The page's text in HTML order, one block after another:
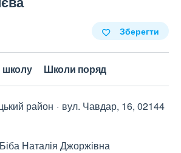
Зберегти
школу Школи поряд
район
вул. Чавдар, 16, 02144
Наталія Джоржівна